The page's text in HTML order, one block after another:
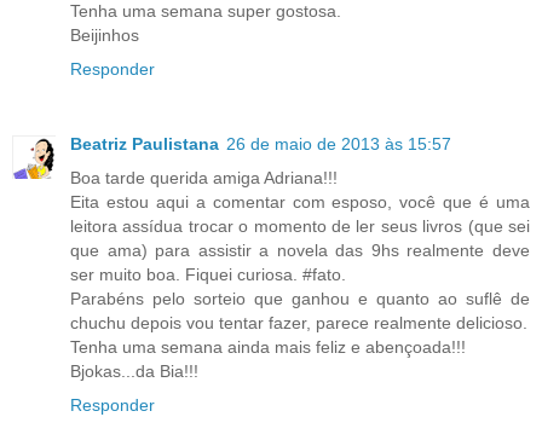
Tenha uma semana super gostosa.
Beijinhos
Responder
Beatriz Paulistana 26 de maio de 2013 às 15:57
Boa tarde querida amiga Adriana!!!
Eita estou aqui a comentar com esposo, você que é uma
leitora assídua trocar o momento de ler seus livros (que sei
que ama) para assistir a novela das 9hs realmente deve
ser muito boa. Fiquei curiosa. #fato.
Parabéns pelo sorteio que ganhou e quanto ao suflê de
chuchu depois vou tentar fazer, parece realmente delicioso.
Tenha uma semana ainda mais feliz e abençoada!!!
Bjokas...da Bia!!!
Responder